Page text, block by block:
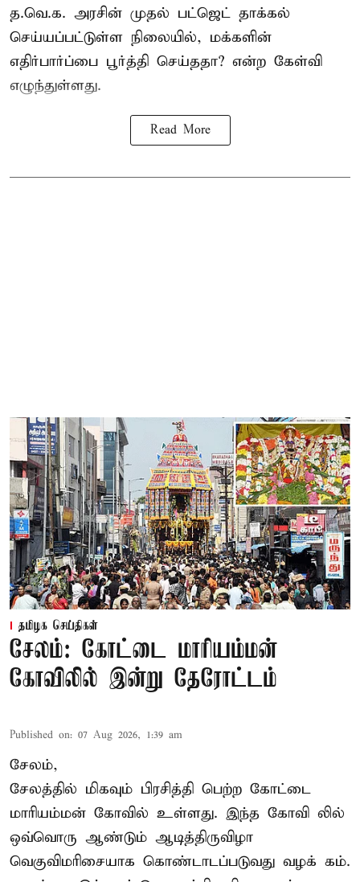
த.வெ.க. அரசின் முதல் பட்ஜெட் தாக்கல்
செய்யப்பட்டுள்ள நிலையில், மக்களின்
எதிர்பார்ப்பை பூர்த்தி செய்ததா? என்ற கேள்வி
எழுந்துள்ளது.
Read More
தமிழக செய்திகள்
சேலம்: கோட்டை மாரியம்மன்
கோவிலில் இன்று தேரோட்டம்
Published on: 07 Aug 2026, 1:39 am
சேலம்,
சேலத்தில் மிகவும் பிரசித்தி பெற்ற கோட்டை
மாரியம்மன் கோவில் உள்ளது. இந்த கோவி லில்
ஒவ்வொரு ஆண்டும் ஆடித்திருவிழா
வெகுவிமரிசையாக கொண்டாடப்படுவது வழக் கம்.